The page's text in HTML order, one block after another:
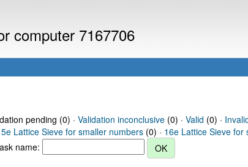
computer 7167706
pending (0) · Validation inconclusive(0) · Valid (0) ·
Lattice Sieve for smaller numbers (0) · 16e Lattice Sieve for
name: